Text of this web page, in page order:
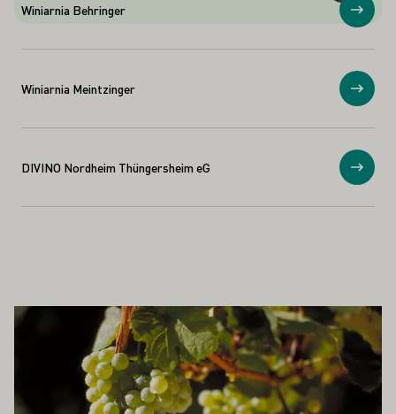
Winiarnia Behringer
Winiarnia Meintzinger
DIVINO Nordheim Thüngersheim eG
ZAINTERESOWAĆ
Proszę dowiedzieć się więcej